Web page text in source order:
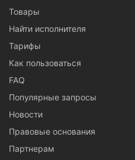
Товары
Найти исполнителя
Тарифы
Как пользоваться
FAQ
Популярные запросы
Новости
Правовые основания
Партнерам